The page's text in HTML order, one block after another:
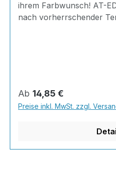
ihrem Farbwunsch! AT-
nach vorherrschender
Gramm Härter20 Gramm
der RAL-Farben505
Regulärer Preis:
Ab 14,85 €
Preise inkl. MwSt. zzgl.